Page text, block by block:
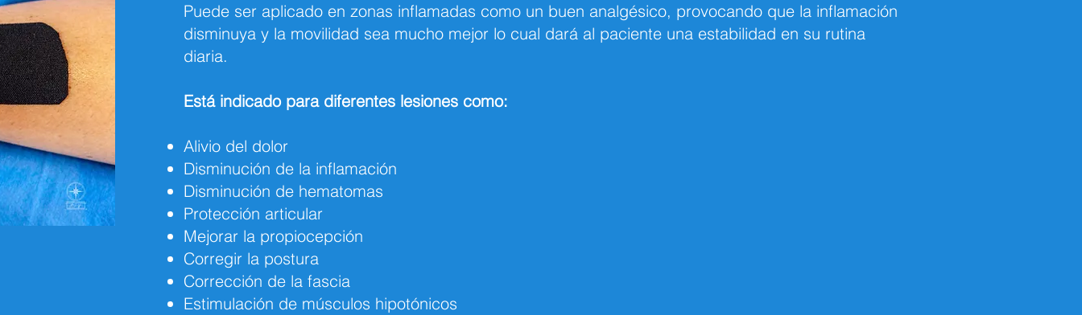
Puede ser aplicado en zonas inflamadas como un buen analgésico, provocando que la inflamación
disminuya y la movilidad sea mucho mejor lo cual dará al paciente una estabilidad en su rutina
diaria.
Está indicado para diferentes lesiones como:
Alivio del dolor
Disminución de la inflamación
Disminución de hematomas
Protección articular
Mejorar la propiocepción
Corregir la postura
Corrección de la fascia
Estimulación de músculos hipotónicos